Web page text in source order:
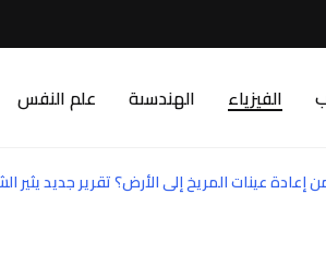
الفيزياء الهندسىة علم النفس
عينات المريخ إلى الأرض؟ تقرير جديد يثير